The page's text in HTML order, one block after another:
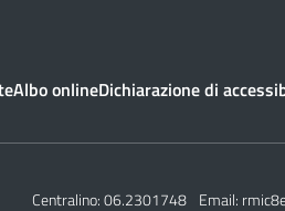
Albo onlineDichiarazione di
Centralino:06.2301748 Email: